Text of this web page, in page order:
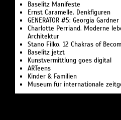
Baselitz Manifeste
Ernst Caramelle. Denkfiguren
GENERATOR #5: Georgia
Charlotte Perriand. Moderne
Architektur
Stano Filko. 12 Chakras of
Baselitz jetzt
Kunstvermittlung goes digital
ARTeens
Kinder & Familien
Museum für internationale